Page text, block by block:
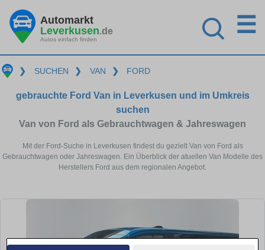
Automarkt
Leverkusen.de
Autos einfach finden
☰
❯ SUCHEN ❯ VAN ❯ FORD
gebrauchte Ford Van in Leverkusen und im Umkreis
suchen
Van von Ford als Gebrauchtwagen & Jahreswagen
Mit der Ford-Suche in Leverkusen findest du gezielt Van von Ford als
Gebrauchtwagen oder Jahreswagen. Ein Überblick der atuellen Van Modelle des
Herstellers Ford aus dem regionalen Angebot.